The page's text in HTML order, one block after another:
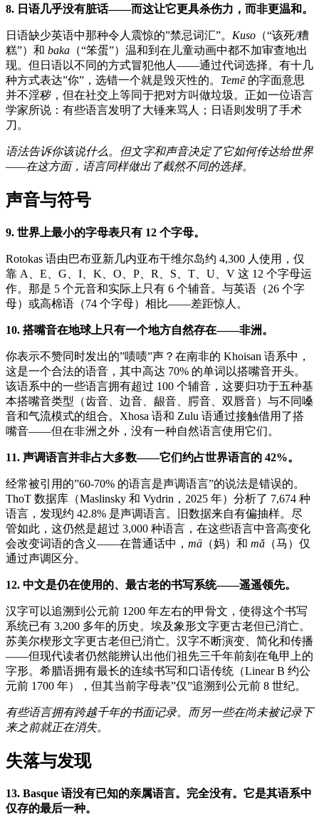
8. 日语几乎没有脏话——而这让它更具杀伤力，而非更温和。
日语缺少英语中那种令人震惊的”禁忌词汇”。 Kuso （“该死/糟
糕”）和 baka （“笨蛋”）温和到在儿童动画中都不加审查地出
现。但日语以不同的方式冒犯他人——通过代词选择。有十几
种方式表达”你”，选错一个就是毁灭性的。 Temē的字面意思
并不淫秽，但在社交上等同于把对方叫做垃圾。正如一位语言
学家所说：有些语言发明了大锤来骂人；日语则发明了手术
刀。
语法告诉你该说什么。但文字和声音决定了它如何传达给世界
——在这方面，语言同样做出了截然不同的选择。
声音与符号
9. 世界上最小的字母表只有 12 个字母。
Rotokas 语由巴布亚新几内亚布干维尔岛约 4,300 人使用，仅
靠 A、E、G、I、K、O、P、R、S、T、U、V 这 12 个字母运
作。那是 5 个元音和实际上只有 6 个辅音。与英语（26 个字
母）或高棉语（74 个字母）相比——差距惊人。
10. 搭嘴音在地球上只有一个地方自然存在——非洲。
你表示不赞同时发出的”啧啧”声？在南非的 Khoisan 语系中，
这是一个合法的语音，其中高达 70% 的单词以搭嘴音开头。
该语系中的一些语言拥有超过 100 个辅音，这要归功于五种基
本搭嘴音类型（齿音、边音、龈音、腭音、双唇音）与不同嗓
音和气流模式的组合。Xhosa 语和 Zulu 语通过接触借用了搭
嘴音——但在非洲之外，没有一种自然语言使用它们。
11. 声调语言并非占大多数——它们约占世界语言的 42%。
经常被引用的”60-70% 的语言是声调语言”的说法是错误的。
ThoT 数据库（Maslinsky 和 Vydrin，2025 年）分析了 7,674 种
语言，发现约 42.8% 是声调语言。旧数据来自有偏抽样。尽
管如此，这仍然是超过 3,000 种语言，在这些语言中音高变化
会改变词语的含义——在普通话中， mā （妈）和 mǎ （马）仅
通过声调区分。
12. 中文是仍在使用的、最古老的书写系统——遥遥领先。
汉字可以追溯到公元前 1200 年左右的甲骨文，使得这个书写
系统已有 3,200 多年的历史。埃及象形文字更古老但已消亡。
苏美尔楔形文字更古老但已消亡。汉字不断演变、简化和传播
——但现代读者仍然能辨认出他们祖先三千年前刻在龟甲上的
字形。希腊语拥有最长的连续书写和口语传统（Linear B 约公
元前 1700 年），但其当前字母表”仅”追溯到公元前 8 世纪。
有些语言拥有跨越千年的书面记录。而另一些在尚未被记录下
来之前就正在消失。
失落与发现
13. Basque 语没有已知的亲属语言。完全没有。它是其语系中
仅存的最后一种。